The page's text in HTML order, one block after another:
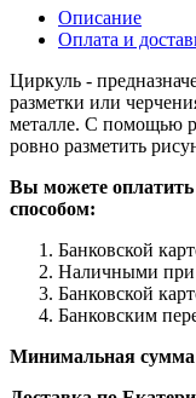
Описание
Оплата и
Циркуль -
разметки или
металле. С помощью
ровно разметить
Вы можете
способом:
Банковской
Наличными при
Банковской
Банковским
Минимальная сумма